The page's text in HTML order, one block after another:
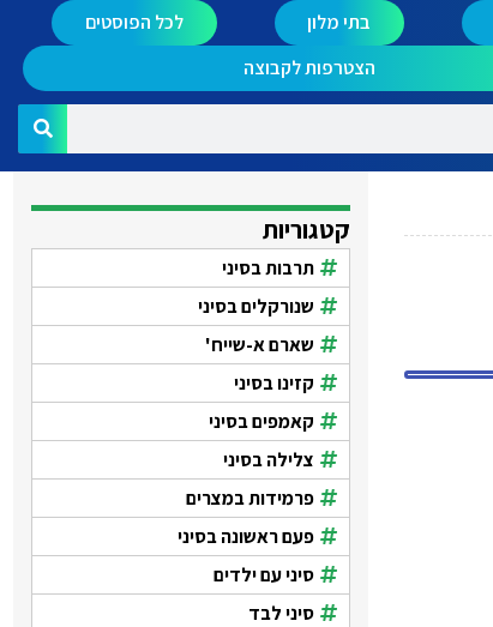
בתי מלון
לכל הפוסטים
הצטרפות לקבוצה
קטגוריות
תרבות בסיני
שנורקלים בסיני
שארם א-שייח'
קזינו בסיני
קאמפים בסיני
צלילה בסיני
פרמידות במצרים
פעם ראשונה בסיני
סיני עם ילדים
סיני לבד